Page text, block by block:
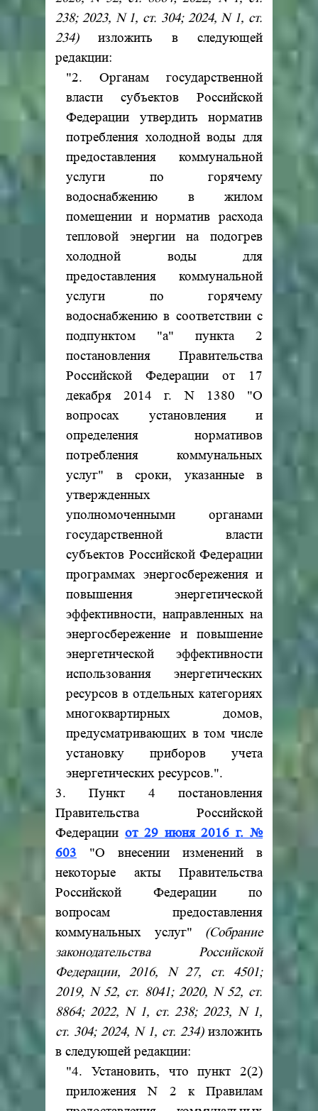
238; 2023, N 1, ст. 304; 2024, N 1, ст.
234) изложить в следующей
редакции:
"2. Органам государственной
власти субъектов Российской
Федерации утвердить норматив
потребления холодной воды для
предоставления коммунальной
услуги по горячему
водоснабжению в жилом
помещении и норматив расхода
тепловой энергии на подогрев
холодной воды для
предоставления коммунальной
услуги по горячему
водоснабжению в соответствии с
подпунктом "а" пункта 2
постановления Правительства
Российской Федерации от 17
декабря 2014 г. N 1380 "О
вопросах установления и
определения нормативов
потребления коммунальных
услуг" в сроки, указанные в
утвержденных
уполномоченными органами
государственной власти
субъектов Российской Федерации
программах энергосбережения и
повышения энергетической
эффективности, направленных на
энергосбережение и повышение
энергетической эффективности
использования энергетических
ресурсов в отдельных категориях
многоквартирных домов,
предусматривающих в том числе
установку приборов учета
энергетических ресурсов.".
3. Пункт 4 постановления
Правительства Российской
Федерации от 29 июня 2016 г. №
603 "О внесении изменений в
некоторые акты Правительства
Российской Федерации по
вопросам предоставления
коммунальных услуг" (Собрание
законодательства Российской
Федерации, 2016, N 27, ст. 4501;
2019, N 52, ст. 8041; 2020, N 52, ст.
8864; 2022, N 1, ст. 238; 2023, N 1,
ст. 304; 2024, N 1, ст. 234)изложить
в следующей редакции:
"4. Установить, что пункт 2(2)
приложения N 2 к Правилам